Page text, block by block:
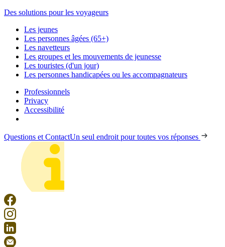
Des solutions pour les voyageurs
Les jeunes
Les personnes âgées (65+)
Les navetteurs
Les groupes et les mouvements de jeunesse
Les touristes (d'un jour)
Les personnes handicapées ou les accompagnateurs
Professionnels
Privacy
Accessibilité
Questions et ContactUn seul endroit pour toutes vos réponses